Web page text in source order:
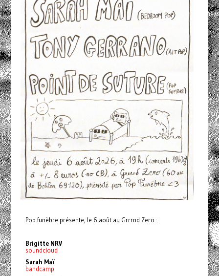
Pop funèbre présente, le 6 août au Grrrnd Zero :
Brigitte NRV
soundcloud
Sarah Maï
bandcamp